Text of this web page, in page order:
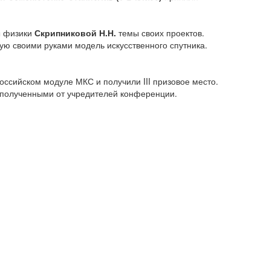
физики Скрипниковой Н.Н. темы своих проектов.
своими руками модель искусственного спутника.
модуле МКС и получили III призовое место.
от учредителей конференции.